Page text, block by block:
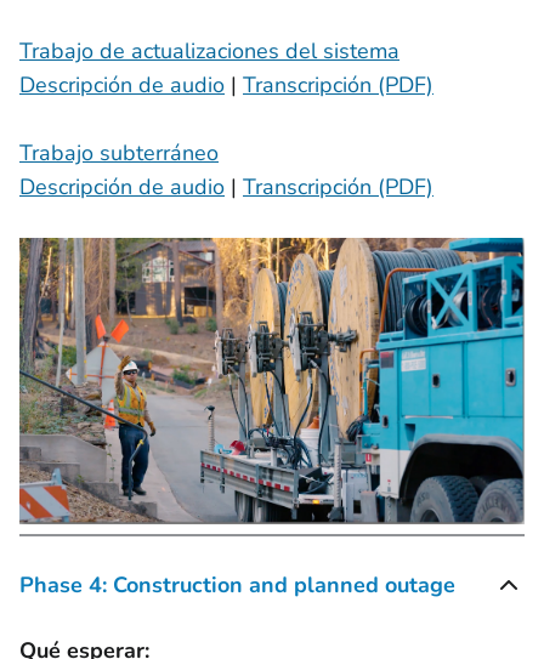
Trabajo de actualizaciones del sistema
Descripción de audio | Transcripción (PDF)
Trabajo subterráneo
Descripción de audio | Transcripción (PDF)
Phase 4: Construction and planned outage
Qué esperar: